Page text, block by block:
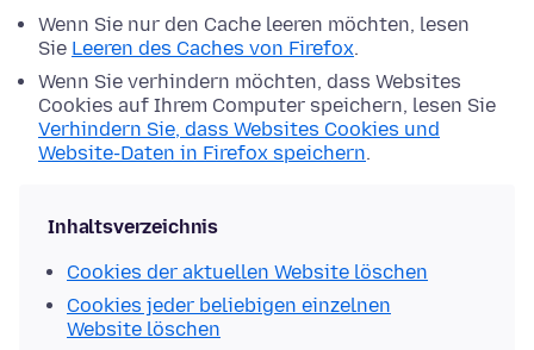
Wenn Sie nur den Cache leeren möchten, lesen
Sie Leeren des Caches von Firefox.
Wenn Sie verhindern möchten, dass Websites
Cookies auf Ihrem Computer speichern, lesen Sie
Verhindern Sie, dass Websites Cookies und
Website-Daten in Firefox speichern.
Inhaltsverzeichnis
Cookies der aktuellen Website löschen
Cookies jeder beliebigen einzelnen
Website löschen